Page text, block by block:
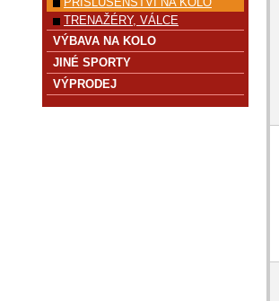
TRENAŽÉRY, VÁLCE
VÝBAVA NA KOLO
JINÉ SPORTY
VÝPRODEJ